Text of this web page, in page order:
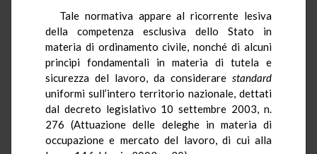
Tale normativa appare al ricorrente lesiva
della competenza esclusiva dello Stato in
materia di ordinamento civile, nonché di alcuni
principi fondamentali in materia di tutela e
sicurezza del lavoro, da considerare standard
uniformi sull’intero territorio nazionale, dettati
dal decreto legislativo 10 settembre 2003, n.
276 (Attuazione delle deleghe in materia di
occupazione e mercato del lavoro, di cui alla